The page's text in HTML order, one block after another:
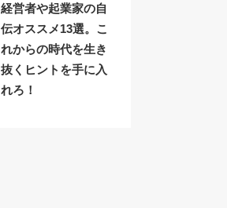
経営者や起業家の自
伝オススメ13選。こ
れからの時代を生き
抜くヒントを手に入
れろ！